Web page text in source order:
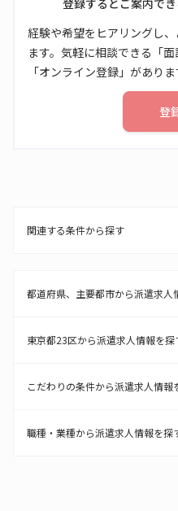
登録するとご案内で
経験や希望をヒアリングし
ます。気軽に相談できる「
「オンライン登録」がありま
登
関連する条件から探す
都道府県、主要都市から派遣求人
東京都23区から派遣求人情報を探
こだわりの条件から派遣求人情報
職種・業種から派遣求人情報を探